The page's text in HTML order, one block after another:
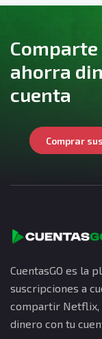
ahorra
cuenta
Comprar
CuentasGO es la
suscripciones a
compartir Netflix,
dinero con tu